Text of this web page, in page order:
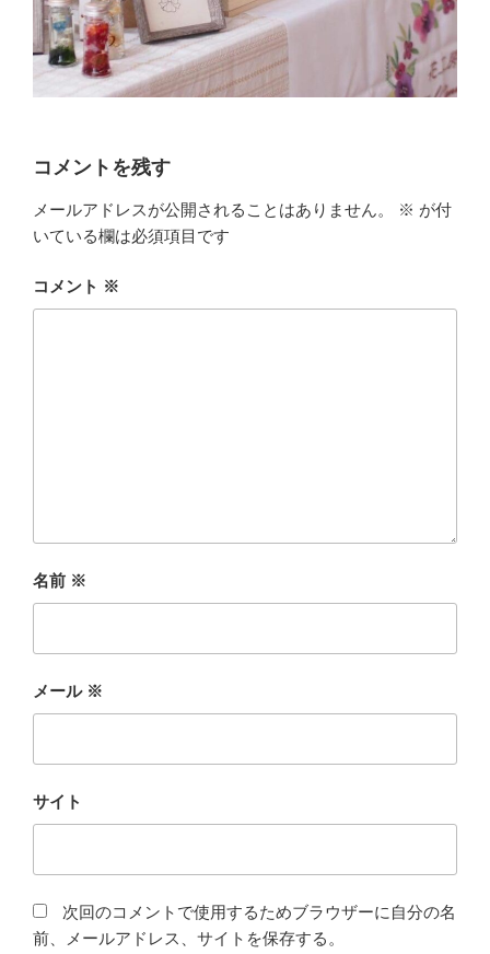
コメントを残す
メールアドレスが公開されることはありません。 ※ が付
いている欄は必須項目です
コメント ※
名前 ※
メール ※
サイト
次回のコメントで使用するためブラウザーに自分の名
前、メールアドレス、サイトを保存する。